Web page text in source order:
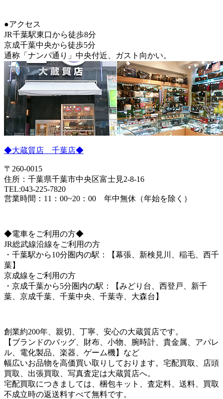
●アクセス
JR千葉駅東口から徒歩8分
京成千葉中央から徒歩5分
通称「ナンパ通り」中央付近、ガスト向かい。
◆大蔵質店 千葉店◆
〒260-0015
住所：千葉県千葉市中央区富士見2-8-16
TEL:043-225-7820
営業時間：11：00~20：00 年中無休（年始を除く）
◆電車をご利用の方◆
JR総武線沿線をご利用の方
・千葉駅から10分圏内の駅：【幕張、新検見川、稲毛、西千
葉】
京成線をご利用の方
・京成千葉から5分圏内の駅：【みどり台、西登戸、新千
葉、京成千葉、千葉中央、千葉寺、大森台】
創業約200年、親切、丁寧、安心の大蔵質店です。
【ブランドのバッグ、財布、小物、腕時計、貴金属、アパレ
ル、電化製品、楽器、ゲーム機】など
幅広いお品物を高価買い取りしております。宅配買取、店頭
買取、出張買取、写真査定は大蔵質店へ。
宅配買取につきましては、梱包キット、査定料、送料、買取
不成立時の返送料すべて無料です。